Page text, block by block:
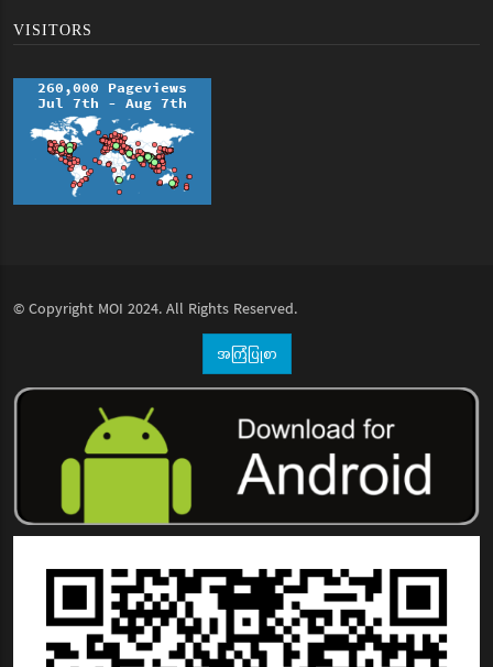
VISITORS
© Copyright MOI 2024. All Rights Reserved.
အကြံပြုစာ